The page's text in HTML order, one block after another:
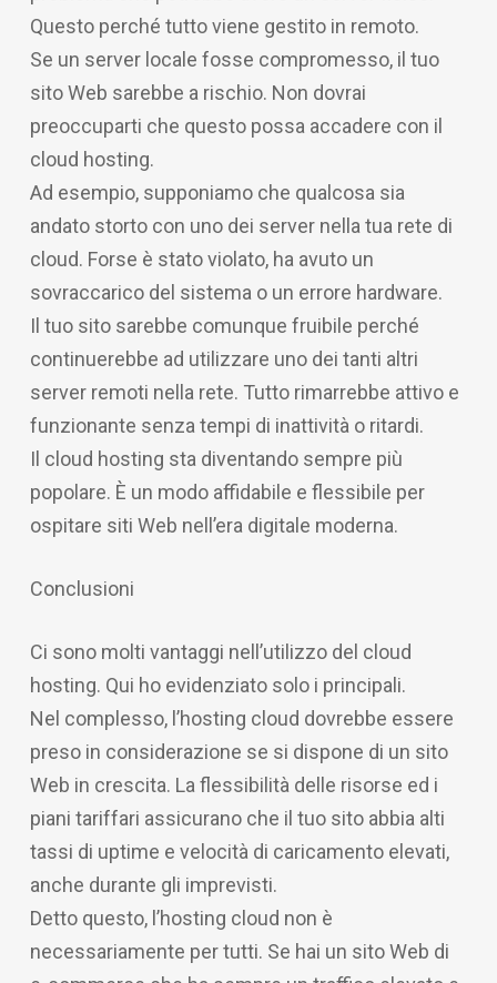
Questo perché tutto viene gestito in remoto.
Se un server locale fosse compromesso, il tuo
sito Web sarebbe a rischio. Non dovrai
preoccuparti che questo possa accadere con il
cloud hosting.
Ad esempio, supponiamo che qualcosa sia
andato storto con uno dei server nella tua rete di
cloud. Forse è stato violato, ha avuto un
sovraccarico del sistema o un errore hardware.
Il tuo sito sarebbe comunque fruibile perché
continuerebbe ad utilizzare uno dei tanti altri
server remoti nella rete. Tutto rimarrebbe attivo e
funzionante senza tempi di inattività o ritardi.
Il cloud hosting sta diventando sempre più
popolare. È un modo affidabile e flessibile per
ospitare siti Web nell’era digitale moderna.
Conclusioni
Ci sono molti vantaggi nell’utilizzo del cloud
hosting. Qui ho evidenziato solo i principali.
Nel complesso, l’hosting cloud dovrebbe essere
preso in considerazione se si dispone di un sito
Web in crescita. La flessibilità delle risorse ed i
piani tariffari assicurano che il tuo sito abbia alti
tassi di uptime e velocità di caricamento elevati,
anche durante gli imprevisti.
Detto questo, l’hosting cloud non è
necessariamente per tutti. Se hai un sito Web di